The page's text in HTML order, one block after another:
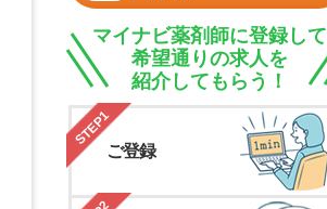
マイナビ薬剤師に登録して
希望通りの求人を
紹介してもらう！
STEP1
ご登録